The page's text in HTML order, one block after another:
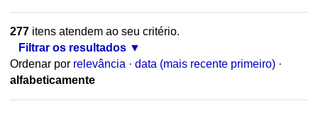
277itens atendem ao seu critério.
Filtrar os resultados
Ordenar por relevância · data (mais recente primeiro) ·
alfabeticamente